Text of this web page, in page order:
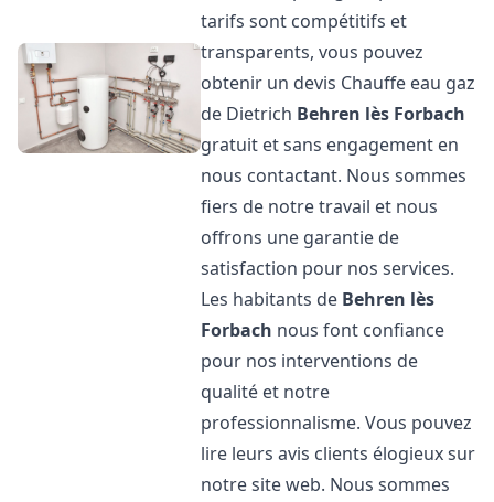
tarifs sont compétitifs et
transparents, vous pouvez
obtenir un devis Chauffe eau gaz
de Dietrich Behren lès Forbach
gratuit et sans engagement en
nous contactant. Nous sommes
fiers de notre travail et nous
offrons une garantie de
satisfaction pour nos services.
Les habitants de Behren lès
Forbach nous font confiance
pour nos interventions de
qualité et notre
professionnalisme. Vous pouvez
lire leurs avis clients élogieux sur
notre site web. Nous sommes